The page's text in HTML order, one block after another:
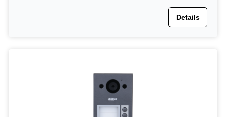
Details